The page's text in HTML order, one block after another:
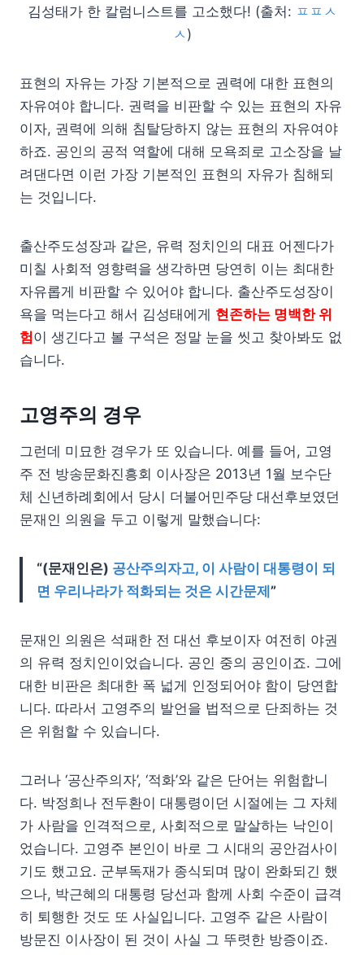
김성태가 한 칼럼니스트를 고소했다! (출처: ㅍㅍㅅ
ㅅ )
표현의 자유는 가장 기본적으로 권력에 대한 표현의
자유여야 합니다. 권력을 비판할 수 있는 표현의 자유
이자, 권력에 의해 침탈당하지 않는 표현의 자유여야
하죠. 공인의 공적 역할에 대해 모욕죄로 고소장을 날
려댄다면 이런 가장 기본적인 표현의 자유가 침해되
는 것입니다.
출산주도성장과 같은, 유력 정치인의 대표 어젠다가
미칠 사회적 영향력을 생각하면 당연히 이는 최대한
자유롭게 비판할 수 있어야 합니다. 출산주도성장이
욕을 먹는다고 해서 김성태에게 현존하는 명백한 위
험이 생긴다고 볼 구석은 정말 눈을 씻고 찾아봐도 없
습니다.
고영주의 경우
그런데 미묘한 경우가 또 있습니다. 예를 들어, 고영
주 전 방송문화진흥회 이사장은 2013년 1월 보수단
체 신년하례회에서 당시 더불어민주당 대선후보였던
문재인 의원을 두고 이렇게 말했습니다:
“(문재인은) 공산주의자고, 이 사람이 대통령이 되
면 우리나라가 적화되는 것은 시간문제 ”
문재인 의원은 석패한 전 대선 후보이자 여전히 야권
의 유력 정치인이었습니다. 공인 중의 공인이죠. 그에
대한 비판은 최대한 폭 넓게 인정되어야 함이 당연합
니다. 따라서 고영주의 발언을 법적으로 단죄하는 것
은 위험할 수 있습니다.
그러나 ‘공산주의자’, ‘적화’와 같은 단어는 위험합니
다. 박정희나 전두환이 대통령이던 시절에는 그 자체
가 사람을 인격적으로, 사회적으로 말살하는 낙인이
었습니다. 고영주 본인이 바로 그 시대의 공안검사이
기도 했고요. 군부독재가 종식되며 많이 완화되긴 했
으나, 박근혜의 대통령 당선과 함께 사회 수준이 급격
히 퇴행한 것도 또 사실입니다. 고영주 같은 사람이
방문진 이사장이 된 것이 사실 그 뚜렷한 방증이죠.